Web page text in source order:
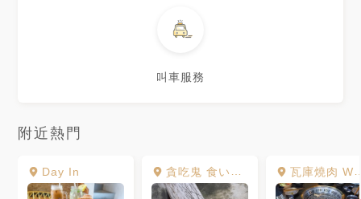
叫車服務
附近熱門
Day In 貪吃鬼 食いしん坊 Kuishinbou 瓦庫燒肉 WOW COOL